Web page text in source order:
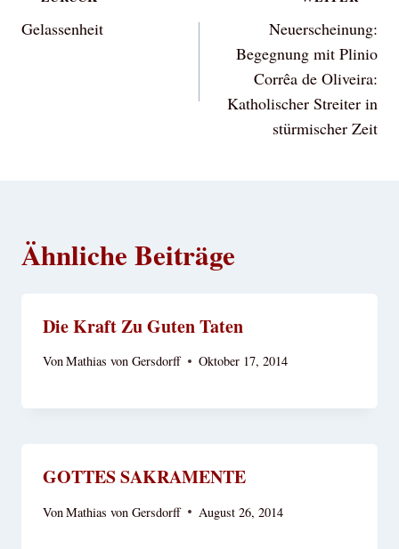
Gelassenheit
Neuerscheinung:
Begegnung mit Plinio
Corrêa de Oliveira:
Katholischer Streiter in
stürmischer Zeit
Ähnliche Beiträge
Die Kraft Zu Guten Taten
VonMathias von Gersdorff Oktober 17, 2014
GOTTES SAKRAMENTE
VonMathias von Gersdorff August 26, 2014